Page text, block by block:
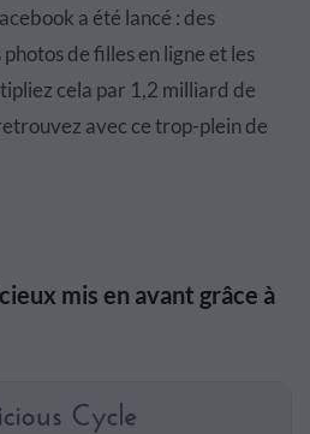
a été lancé : des
de filles en ligne et les
cela par 1,2 milliard de
avec ce trop-plein de
mis en avant grâce à